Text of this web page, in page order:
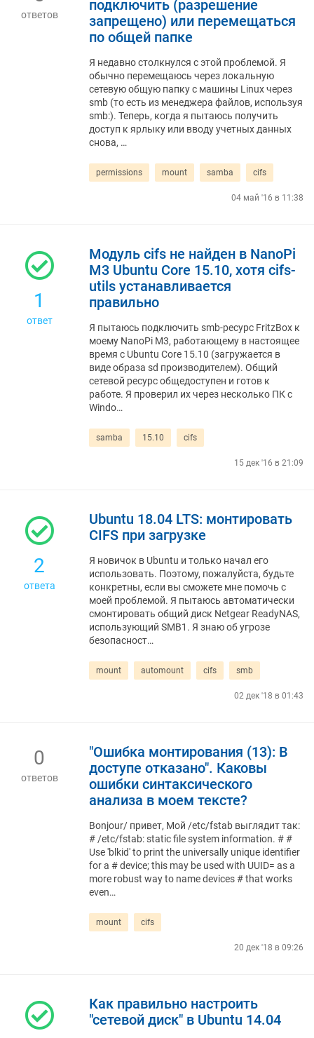
ответов
подключить (разрешение
запрещено) или перемещаться
по общей папке
Я недавно столкнулся с этой проблемой. Я
обычно перемещаюсь через локальную
сетевую общую папку с машины Linux через
smb (то есть из менеджера файлов, используя
smb:). Теперь, когда я пытаюсь получить
доступ к ярлыку или вводу учетных данных
снова, …
permissions mount samba cifs
04 май '16 в 11:38
1
ответ
Модуль cifs не найден в NanoPi
M3 Ubuntu Core 15.10, хотя cifs-
utils устанавливается
правильно
Я пытаюсь подключить smb-ресурс FritzBox к
моему NanoPi M3, работающему в настоящее
время с Ubuntu Core 15.10 (загружается в
виде образа sd производителем). Общий
сетевой ресурс общедоступен и готов к
работе. Я проверил их через несколько ПК с
Windo…
samba 15.10 cifs
15 дек '16 в 21:09
2
ответа
Ubuntu 18.04 LTS: монтировать
CIFS при загрузке
Я новичок в Ubuntu и только начал его
использовать. Поэтому, пожалуйста, будьте
конкретны, если вы сможете мне помочь с
моей проблемой. Я пытаюсь автоматически
смонтировать общий диск Netgear ReadyNAS,
использующий SMB1. Я знаю об угрозе
безопасност…
mount automount cifs smb
02 дек '18 в 01:43
0
ответов
"Ошибка монтирования (13): В
доступе отказано". Каковы
ошибки синтаксического
анализа в моем тексте?
Bonjour/ привет, Мой /etc/fstab выглядит так:
# /etc/fstab: static file system information. # #
Use 'blkid' to print the universally unique identifier
for a # device; this may be used with UUID= as a
more robust way to name devices # that works
even…
mount cifs
20 дек '18 в 09:26
Как правильно настроить
"сетевой диск" в Ubuntu 14.04